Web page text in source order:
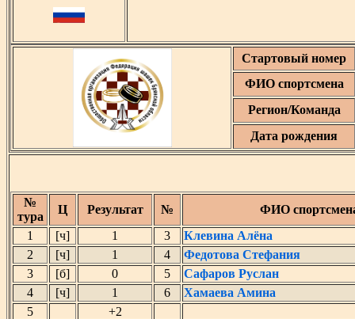
Стартовый номер
ФИО спортсмена
Регион/Команда
Дата рождения
№
тура
Ц Результат №
ФИО
1
[ч] 1 3
Клевина Алёна
2
[ч] 1 4
Федотова Стефания
3
[б] 0 5
Сафаров Руслан
4
[ч] 1 6
Хамаева Амина
5
+2